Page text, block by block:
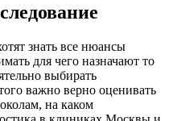
знать все нюансы
для чего назначают то
выбирать
важно верно оценивать
на каком